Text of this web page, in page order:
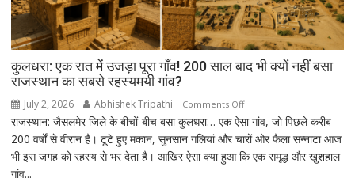
स्टेशन
की
बिजली
क्षमता
कुलधरा: एक रात में उजड़ा पूरा गाँव! 200 साल बाद भी क्यों नहीं बसा
राजस्थान का सबसे रहस्यमयी गांव?
July 2, 2026 Abhishek Tripathi Comments Offon
कुलधरा:
एक
रात
राजस्थान: जैसलमेर जिले के बीचों-बीच बसा कुलधरा… एक ऐसा गांव, जो पिछले करीब
200 वर्षों से वीरान है। टूटे हुए मकान, सुनसान गलियां और चारों ओर फैला सन्नाटा आज
भी इस जगह को रहस्य से भर देता है। आखिर ऐसा क्या हुआ कि एक समृद्ध और खुशहाल
गांव...